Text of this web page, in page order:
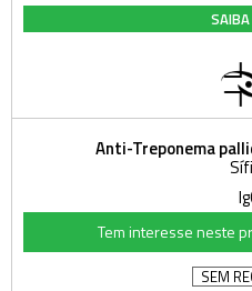
Anti-Treponema
Tem interesse neste
SEM